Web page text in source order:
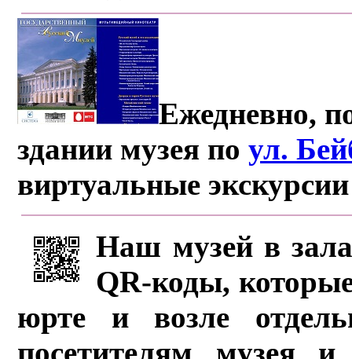
Ежедневно,
здании музея поул.
виртуальные
Наш музей в
QR-коды,
юрте и возле
посетителям музея и